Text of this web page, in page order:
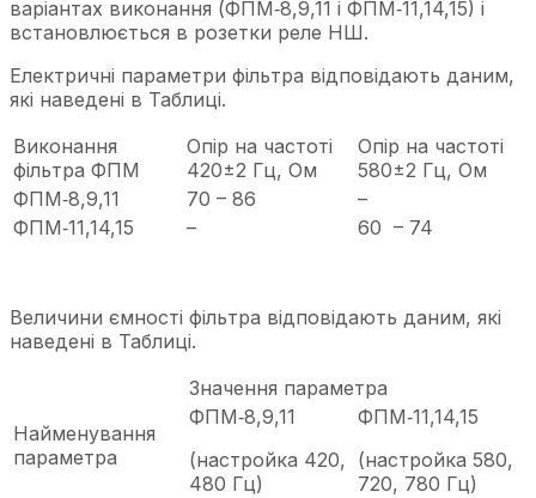
варіантах виконання (ФПМ‑8,9,11 і ФПМ‑11,14,15) і
встановлюється в розетки реле НШ.
Електричні параметри фільтра відповідають даним,
які наведені в Таблиці.
Виконання
фільтра ФПМ
Опір на частоті
420±2 Гц, Ом
Опір на частоті
580±2 Гц, Ом
ФПМ‑8,9,11
70 – 86
–
ФПМ‑11,14,15
– 60 – 74
Величини ємності фільтра відповідають даним, які
наведені в Таблиці.
Найменування
параметра
Значення параметра
ФПМ‑8,9,11
(настройка 420,
480 Гц)
ФПМ‑11,14,15
(настройка 580,
720, 780 Гц)